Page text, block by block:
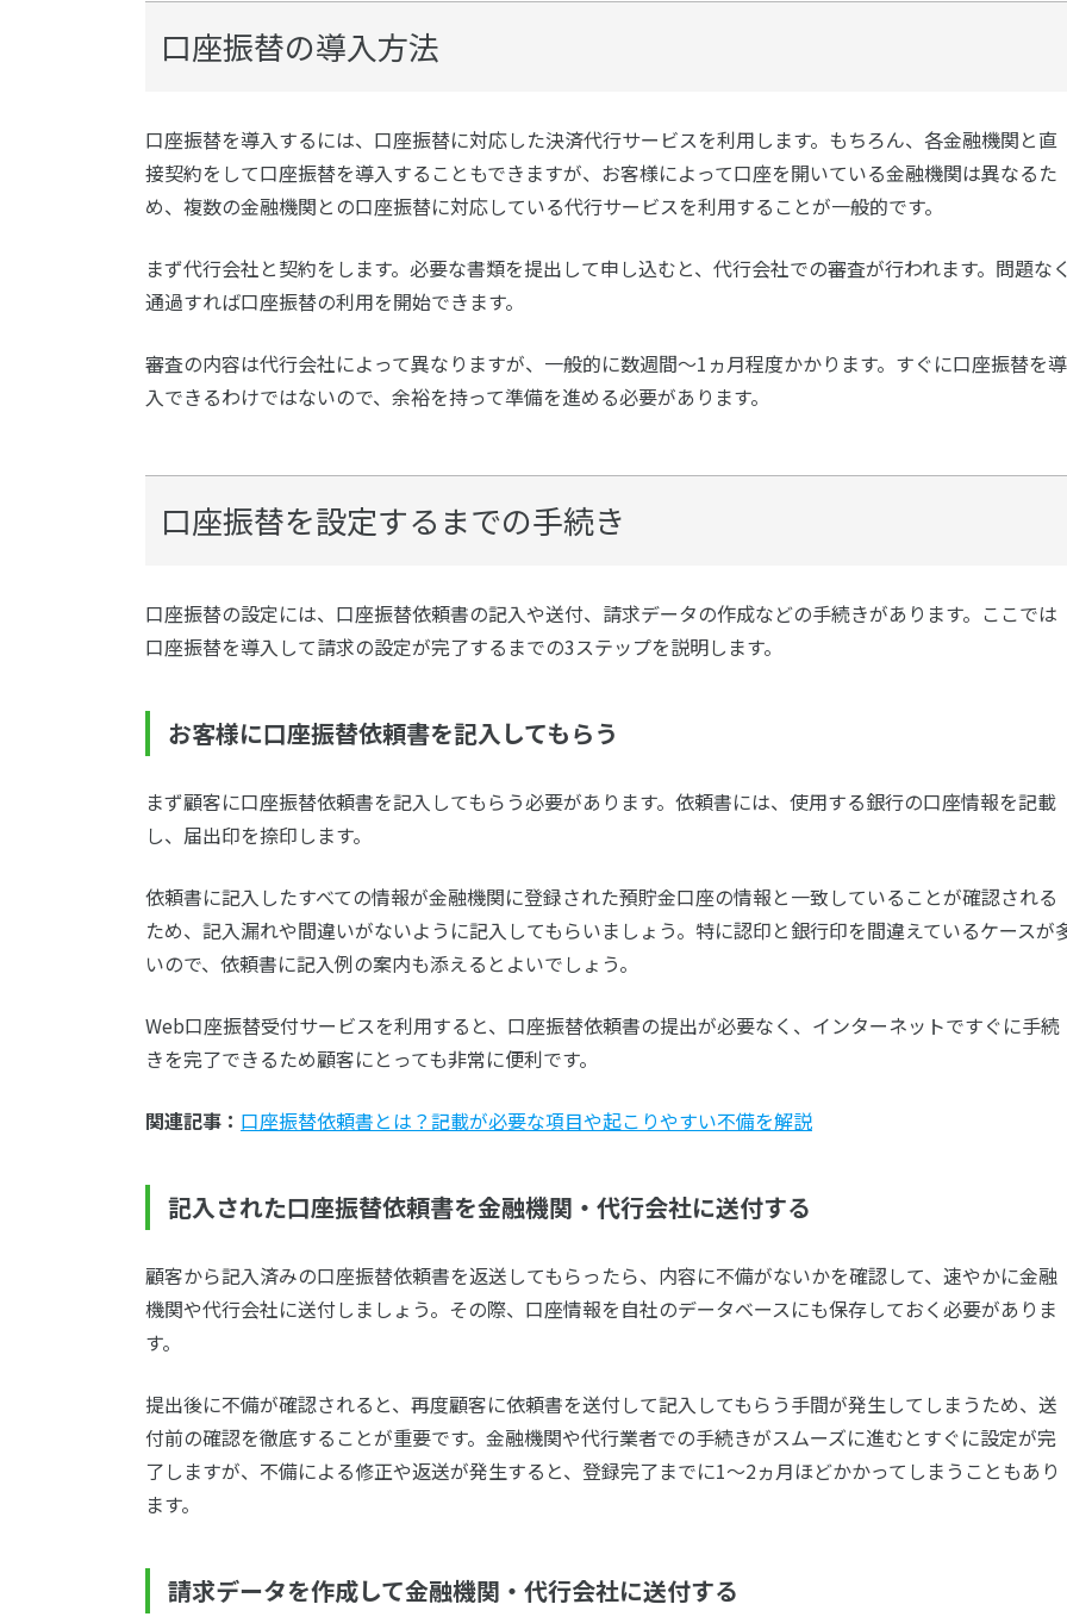
口座振替の導入方法
口座振替を導入するには、口座振替に対応した決済代行サービスを利用します。もちろん、各金融機関と直
接契約をして口座振替を導入することもできますが、お客様によって口座を開いている金融機関は異なるた
め、複数の金融機関との口座振替に対応している代行サービスを利用することが一般的です。
まず代行会社と契約をします。必要な書類を提出して申し込むと、代行会社での審査が行われます。問題な
通過すれば口座振替の利用を開始できます。
審査の内容は代行会社によって異なりますが、一般的に数週間～1ヵ月程度かかります。すぐに口座振替を導
入できるわけではないので、余裕を持って準備を進める必要があります。
口座振替を設定するまでの手続き
口座振替の設定には、口座振替依頼書の記入や送付、請求データの作成などの手続きがあります。ここでは
口座振替を導入して請求の設定が完了するまでの3ステップを説明します。
お客様に口座振替依頼書を記入してもらう
まず顧客に口座振替依頼書を記入してもらう必要があります。依頼書には、使用する銀行の口座情報を記載
し、届出印を捺印します。
依頼書に記入したすべての情報が金融機関に登録された預貯金口座の情報と一致していることが確認される
ため、記入漏れや間違いがないように記入してもらいましょう。特に認印と銀行印を間違えているケースが
いので、依頼書に記入例の案内も添えるとよいでしょう。
Web口座振替受付サービスを利用すると、口座振替依頼書の提出が必要なく、インターネットですぐに手続
きを完了できるため顧客にとっても非常に便利です。
関連記事： 口座振替依頼書とは？記載が必要な項目や起こりやすい不備を解説
記入された口座振替依頼書を金融機関・代行会社に送付する
顧客から記入済みの口座振替依頼書を返送してもらったら、内容に不備がないかを確認して、速やかに金融
機関や代行会社に送付しましょう。その際、口座情報を自社のデータベースにも保存しておく必要がありま
す。
提出後に不備が確認されると、再度顧客に依頼書を送付して記入してもらう手間が発生してしまうため、送
付前の確認を徹底することが重要です。金融機関や代行業者での手続きがスムーズに進むとすぐに設定が完
了しますが、不備による修正や返送が発生すると、登録完了までに1～2ヵ月ほどかかってしまうこともあり
ます。
請求データを作成して金融機関・代行会社に送付する